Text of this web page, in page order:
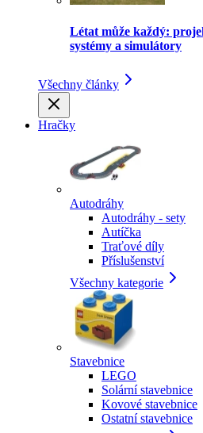
Létat může každý:
systémy a simulátory
Všechny články
Hračky
Autodráhy
Autodráhy - sety
Autíčka
Traťové díly
Příslušenství
Všechny kategorie
Stavebnice
LEGO
Solární stavebnice
Kovové stavebnice
Ostatní stavebnice